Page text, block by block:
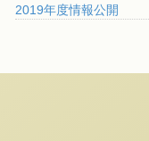
2019年度情報公開